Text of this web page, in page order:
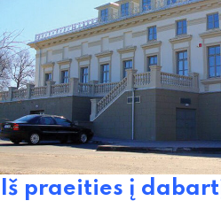
Iš praeities į